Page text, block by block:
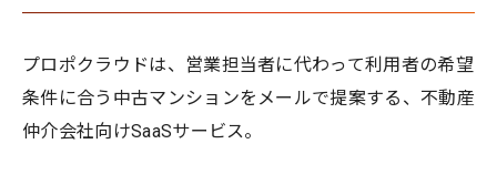
プロポクラウドは、営業担当者に代わって利用者の希望
条件に合う中古マンションをメールで提案する、不動産
仲介会社向けSaaSサービス。